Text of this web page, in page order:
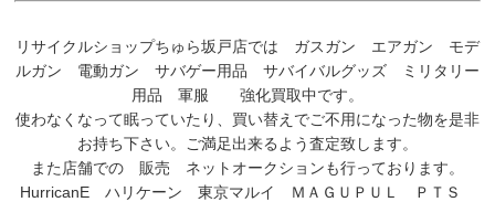
リサイクルショップちゅら坂戸店では ガスガン エアガン モデ
ルガン 電動ガン サバゲー用品 サバイバルグッズ ミリタリー
用品 軍服 強化買取中です。
使わなくなって眠っていたり、買い替えでご不用になった物を是非
お持ち下さい。ご満足出来るよう査定致します。
また店舗での 販売 ネットオークションも行っております。
HurricanE ハリケーン 東京マルイ ＭＡＧＵＰＵＬ ＰＴＳ